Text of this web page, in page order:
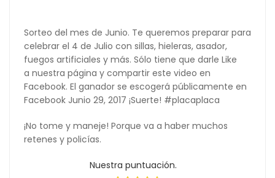
Sorteo del mes de Junio. Te queremos preparar para
celebrar el 4 de Julio con sillas, hieleras, asador,
fuegos artificiales y más. Sólo tiene que darle Like
a nuestra página y compartir este video en
Facebook. El ganador se escogerá públicamente en
Facebook Junio 29, 2017 ¡Suerte! #placaplaca
¡No tome y maneje! Porque va a haber muchos
retenes y policías.
Nuestra puntuación.